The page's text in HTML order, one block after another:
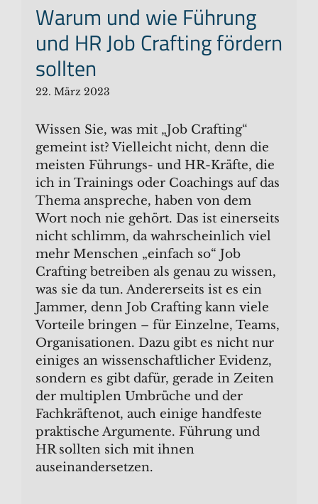
Warum und wie Führung
und HR Job Crafting fördern
sollten
22. März 2023
Wissen Sie, was mit „Job Crafting“
gemeint ist? Vielleicht nicht, denn die
meisten Führungs- und HR-Kräfte, die
ich in Trainings oder Coachings auf das
Thema anspreche, haben von dem
Wort noch nie gehört. Das ist einerseits
nicht schlimm, da wahrscheinlich viel
mehr Menschen „einfach so“ Job
Crafting betreiben als genau zu wissen,
was sie da tun. Andererseits ist es ein
Jammer, denn Job Crafting kann viele
Vorteile bringen – für Einzelne, Teams,
Organisationen. Dazu gibt es nicht nur
einiges an wissenschaftlicher Evidenz,
sondern es gibt dafür, gerade in Zeiten
der multiplen Umbrüche und der
Fachkräftenot, auch einige handfeste
praktische Argumente. Führung und
HR sollten sich mit ihnen
auseinandersetzen.